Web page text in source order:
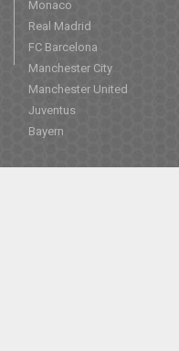
Monaco
Real Madrid
FC Barcelona
Manchester City
Manchester United
Juventus
Bayern